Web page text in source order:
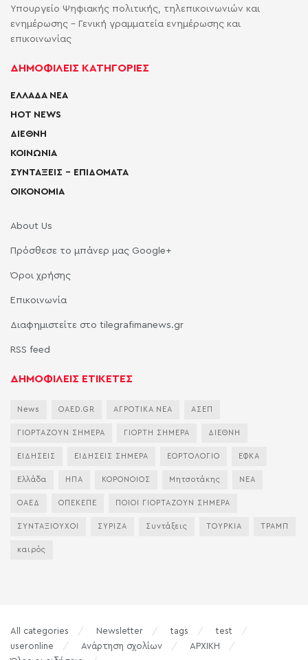
Υπουργείο Ψηφιακής πολιτικής, τηλεπικοινωνιών και
ενημέρωσης - Γενική γραμματεία ενημέρωσης και
επικοινωνίας
ΔΗΜΟΦΙΛΕΙΣ ΚΑΤΗΓΟΡΙΕΣ
ΕΛΛΑΔΑ ΝΕΑ
HOT NEWS
ΔΙΕΘΝΗ
ΚΟΙΝΩΝΙΑ
ΣΥΝΤΑΞΕΙΣ – ΕΠΙΔΟΜΑΤΑ
ΟΙΚΟΝΟΜΙΑ
About Us
Πρόσθεσε το μπάνερ μας Google+
Όροι χρήσης
Επικοινωνία
Διαφημιστείτε στο tilegrafimanews.gr
RSS feed
ΔΗΜΟΦΙΛΕΙΣ ΕΤΙΚΕΤΕΣ
News OAED.GR ΑΓΡΟΤΙΚΑ ΝΕΑ ΑΣΕΠ
ΓΙΟΡΤΑΖΟΥΝ ΣΗΜΕΡΑ ΓΙΟΡΤΗ ΣΗΜΕΡΑ ΔΙΕΘΝΗ
ΕΙΔΗΣΕΙΣ ΕΙΔΗΣΕΙΣ ΣΗΜΕΡΑ ΕΟΡΤΟΛΟΓΙΟ ΕΦΚΑ
Ελλάδα ΗΠΑ ΚΟΡΟΝΟΙΟΣ Μητσοτάκης ΝΕΑ
ΟΑΕΔ ΟΠΕΚΕΠΕ ΠΟΙΟΙ ΓΙΟΡΤΑΖΟΥΝ ΣΗΜΕΡΑ
ΣΥΝΤΑΞΙΟΥΧΟΙ ΣΥΡΙΖΑ Συντάξεις ΤΟΥΡΚΙΑ ΤΡΑΜΠ
καιρός
All categories Newsletter tags
test
useronline
Ανάρτηση σχολίων
ΑΡΧΙΚΗ